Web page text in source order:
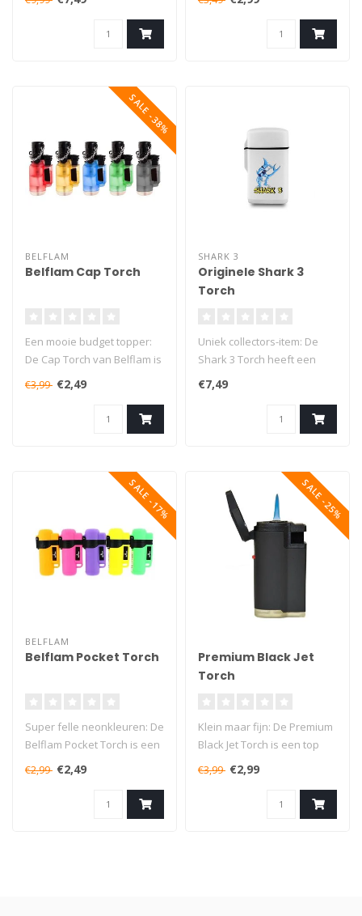
gasbrande..
SALE -38%
BELFLAM
Belflam Cap Torch
Een mooie budget topper:
De Cap Torch van Belflam is
een top gasbrander voor
het..
€3,99 €2,49
SHARK 3
Originele Shark 3
Torch
Uniek collectors-item: De
Shark 3 Torch heeft een
mooie bedrukking van de
bekend..
€7,49
SALE -17%
BELFLAM
Belflam Pocket Torch
Super felle neonkleuren: De
Belflam Pocket Torch is een
top gasbrander voor het ..
€2,99 €2,49
SALE -25%
Premium Black Jet
Torch
Klein maar fijn: De Premium
Black Jet Torch is een top
gasbrander voor het geld!..
€3,99 €2,99